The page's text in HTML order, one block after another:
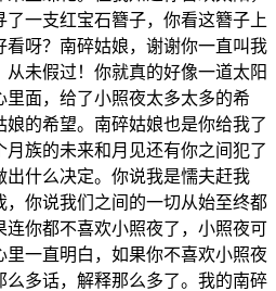
一支红宝石簪子，你看这簪子上
看呀？南碎姑娘，谢谢你一直叫我
未假过！你就真的好像一道太阳
面，给了小照夜太多太多的希
的希望。南碎姑娘也是你给我了
族的未来和月见还有你之间犯了
出什么决定。你说我是懦夫赶我
，你说我们之间的一切从始至终都
连你都不喜欢小照夜了，小照夜可
一直明白，如果你不喜欢小照夜
么多话，解释那么多了。我的南碎